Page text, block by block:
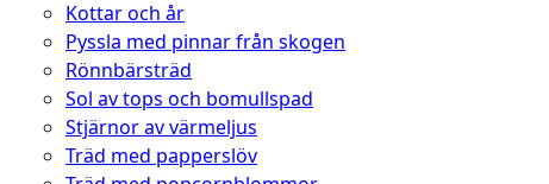
Kottar och år
Pyssla med pinnar från skogen
Rönnbärsträd
Sol av tops och bomullspad
Stjärnor av värmeljus
Träd med papperslöv